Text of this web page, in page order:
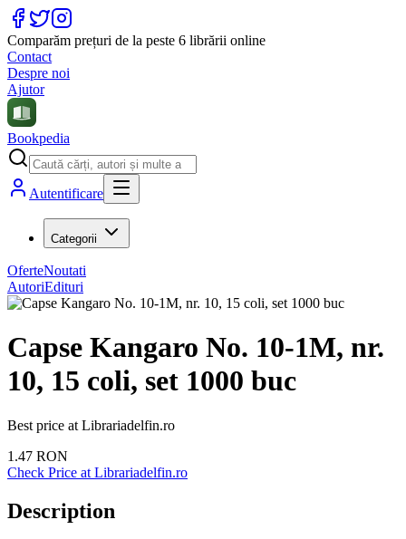
Comparăm prețuri de la peste 6 librării online
Contact
Despre noi
Ajutor
Bookpedia
Autentificare
Categorii
OferteNoutati
AutoriEdituri
Capse Kangaro No. 10-1M, nr.
10, 15 coli, set 1000 buc
Best price at Librariadelfin.ro
1.47 RON
Check Price at Librariadelfin.ro
Description